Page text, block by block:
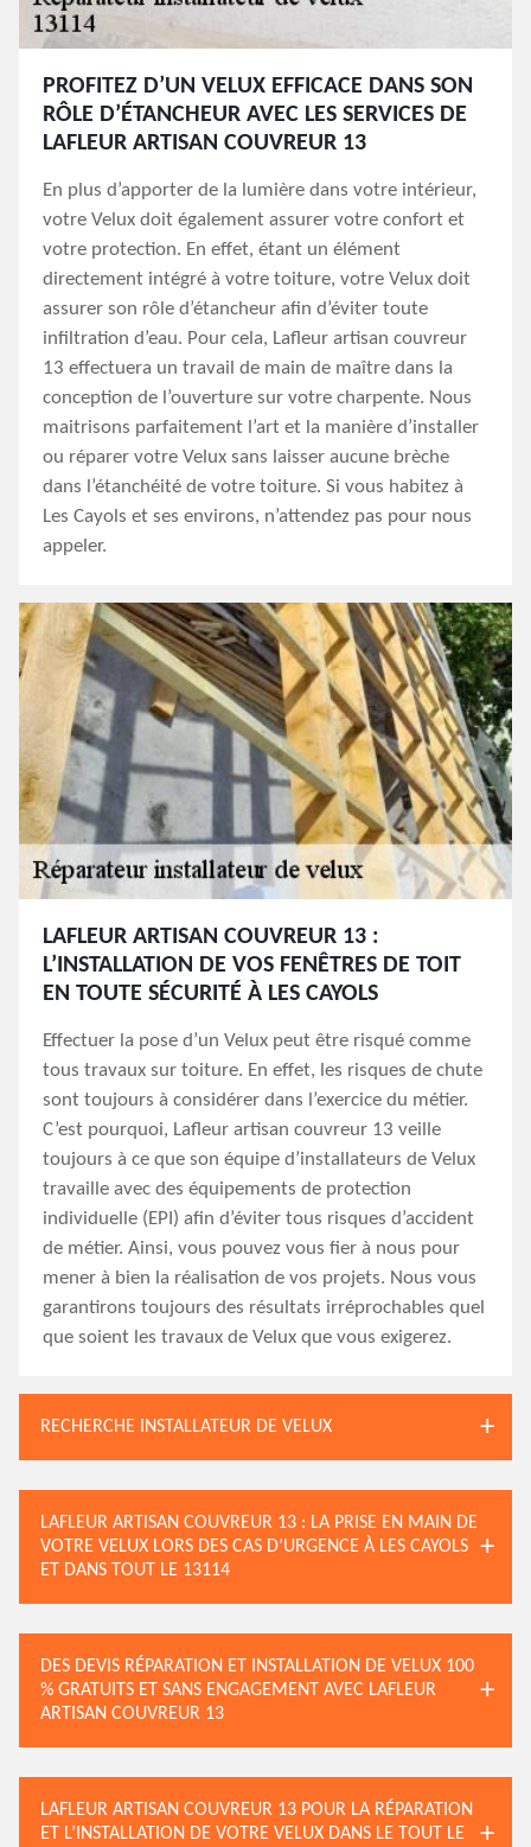
PROFITEZ D’UN VELUX EFFICACE DANS SON
RÔLE D’ÉTANCHEUR AVEC LES SERVICES DE
LAFLEUR ARTISAN COUVREUR 13
En plus d’apporter de la lumière dans votre intérieur,
votre Velux doit également assurer votre confort et
votre protection. En effet, étant un élément
directement intégré à votre toiture, votre Velux doit
assurer son rôle d’étancheur afin d’éviter toute
infiltration d’eau. Pour cela, Lafleur artisan couvreur
13 effectuera un travail de main de maître dans la
conception de l’ouverture sur votre charpente. Nous
maitrisons parfaitement l’art et la manière d’installer
ou réparer votre Velux sans laisser aucune brèche
dans l’étanchéité de votre toiture. Si vous habitez à
Les Cayols et ses environs, n’attendez pas pour nous
appeler.
LAFLEUR ARTISAN COUVREUR 13 :
L’INSTALLATION DE VOS FENÊTRES DE TOIT
EN TOUTE SÉCURITÉ À LES CAYOLS
Effectuer la pose d’un Velux peut être risqué comme
tous travaux sur toiture. En effet, les risques de chute
sont toujours à considérer dans l’exercice du métier.
C’est pourquoi, Lafleur artisan couvreur 13 veille
toujours à ce que son équipe d’installateurs de Velux
travaille avec des équipements de protection
individuelle (EPI) afin d’éviter tous risques d’accident
de métier. Ainsi, vous pouvez vous fier à nous pour
mener à bien la réalisation de vos projets. Nous vous
garantirons toujours des résultats irréprochables quel
que soient les travaux de Velux que vous exigerez.
RECHERCHE INSTALLATEUR DE VELUX
LAFLEUR ARTISAN COUVREUR 13 : LA PRISE EN MAIN DE
VOTRE VELUX LORS DES CAS D’URGENCE À LES CAYOLS
ET DANS TOUT LE 13114
DES DEVIS RÉPARATION ET INSTALLATION DE VELUX 100
% GRATUITS ET SANS ENGAGEMENT AVEC LAFLEUR
ARTISAN COUVREUR 13
LAFLEUR ARTISAN COUVREUR 13 POUR LA RÉPARATION
ET L’INSTALLATION DE VOTRE VELUX DANS LE TOUT LE